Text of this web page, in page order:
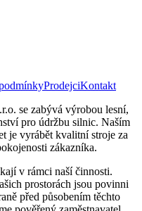
ProdejciKontakt
se zabývá výrobou lesní,
pro údržbu silnic. Naším
je vyrábět kvalitní stroje za
zákazníka.
v rámci naší činnosti.
prostorách jsou povinni
před působením těchto